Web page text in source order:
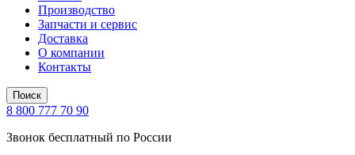
Производство
Запчасти и сервис
Доставка
О компании
Контакты
Поиск
8 800 777 70 90
Звонок бесплатный по России